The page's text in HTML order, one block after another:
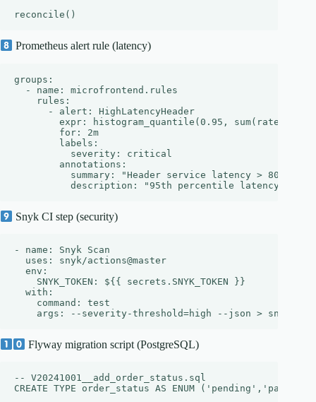
Prometheus alert rule (latency)
groups:
  - name: microfrontend.rules
    rules:
      - alert: HighLatencyHeader
expr: histogram_quantile(0.95,
        for: 2m
        labels:
          severity: critical
        annotations:
          summary: "Header service latency > 800ms"
Snyk CI step (security)
- name: Snyk Scan
  uses: snyk/actions@master
  env:
    SNYK_TOKEN: ${{ secrets.SNYK_TOKEN }}
  with:
    command: test
Flyway migration script (PostgreSQL)
-- V20241001__add_order_status.sql
CREATE TYPE order_status AS ENUM